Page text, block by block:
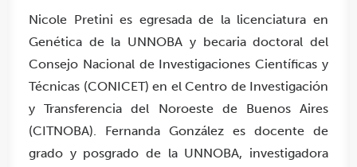
Nicole Pretini es egresada de la licenciatura en
Genética de la UNNOBA y becaria doctoral del
Consejo Nacional de Investigaciones Científicas y
Técnicas (CONICET) en el Centro de Investigación
y Transferencia del Noroeste de Buenos Aires
(CITNOBA). Fernanda González es docente de
grado y posgrado de la UNNOBA, investigadora